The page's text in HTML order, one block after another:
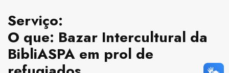
Serviço:
O que: Bazar Intercultural da
BibliASPA em prol de